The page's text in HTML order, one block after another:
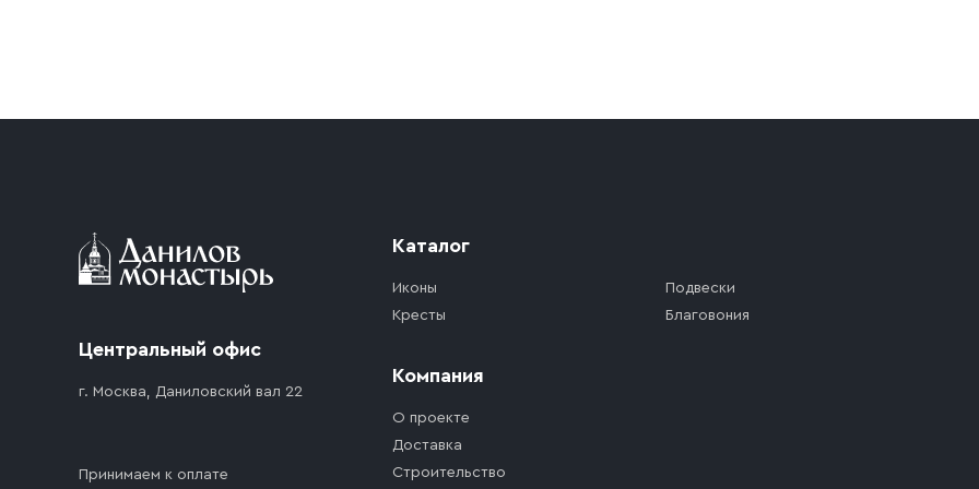
доставка осуществляется до ближайшего места, которое максимально близко к месту
Центральный офис
г. Москва, Даниловский вал 22
Принимаем к оплате
Каталог
Иконы
Кресты
Подвески
Благовония
Компания
О проекте
Доставка
Строительство